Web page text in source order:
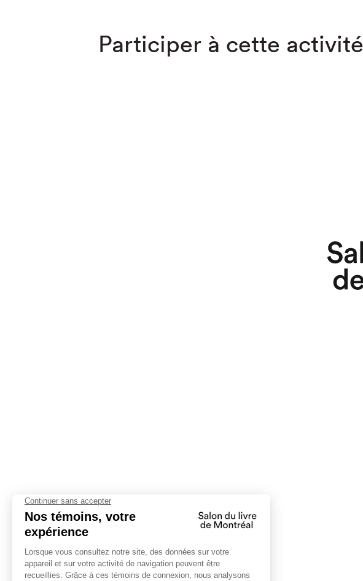
Participer à cette activité